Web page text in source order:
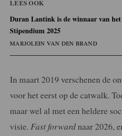
LEES OOK
Duran Lantink is de winnaar van
Stipendium 2025
MARJOLEIN VAN DEN BRAND
In maart 2019 verschenen de
voor het eerst op de catwalk.
maar wel al met een heldere
visie. Fast forwardnaar 2026,